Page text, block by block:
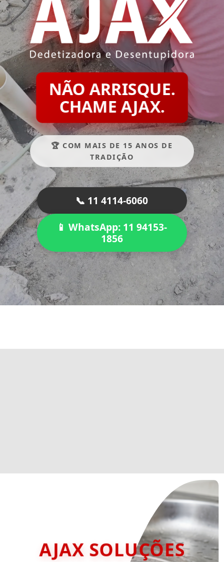
NÃO ARRISQUE.
CHAME AJAX.
🏆 COM MAIS DE 15 ANOS DE
TRADIÇÃO
📞 11 4114-6060
📱 WhatsApp: 11 94153-
1856
AJAX SOLUÇÕES